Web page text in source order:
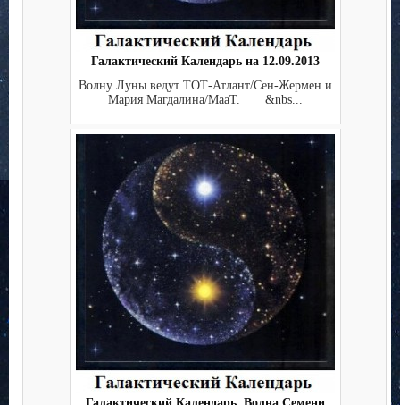
Галактический Календарь на 12.09.2013
Волну Луны ведут ТОТ-Атлант/Сен-Жермен и
Мария Магдалина/МааТ. &nbs...